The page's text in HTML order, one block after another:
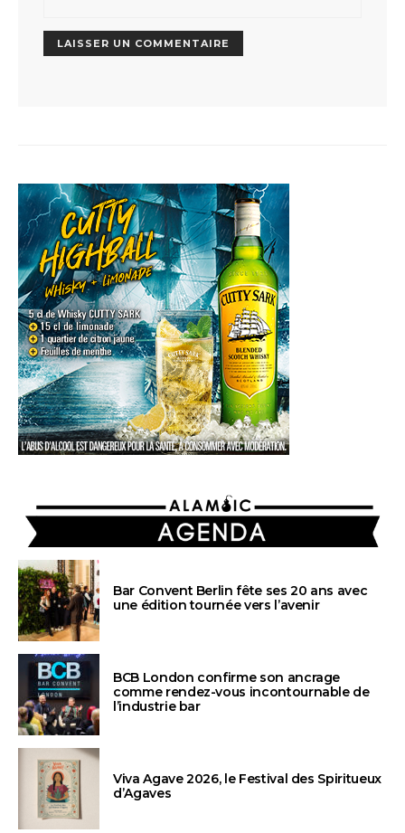
AGENDA
Bar Convent Berlin fête ses 20 ans avec
une édition tournée vers l’avenir
BCB London confirme son ancrage
comme rendez-vous incontournable de
l’industrie bar
Viva Agave 2026, le Festival des Spiritueux
d’Agaves